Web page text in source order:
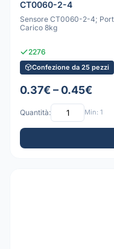
CT0060-2-4
Sensore CT0060-2-4;
Carico 8kg
2276
Confezione da 25 pezzi
0.37€ – 0.45€
Quantità: Min: 1